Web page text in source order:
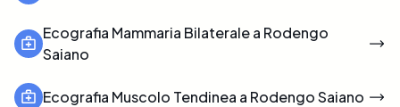
Ecografia Mammaria Bilaterale a Rodengo
Saiano
Ecografia Muscolo Tendinea a Rodengo Saiano